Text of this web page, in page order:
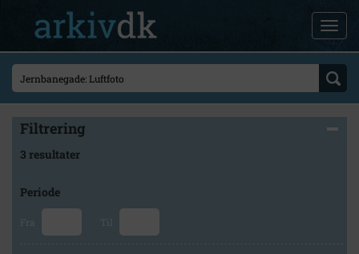
Filtrering
3 resultater
Periode
Fra Til